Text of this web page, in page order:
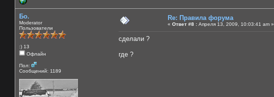
Бо.
Moderator
Пользователи
:) 13
Офлайн
Пол:
Сообщений: 1189
Re: Правила форума
« Ответ #8 : Апреля 13, 2009, 10:03:41 am »
сделали ?
где ?